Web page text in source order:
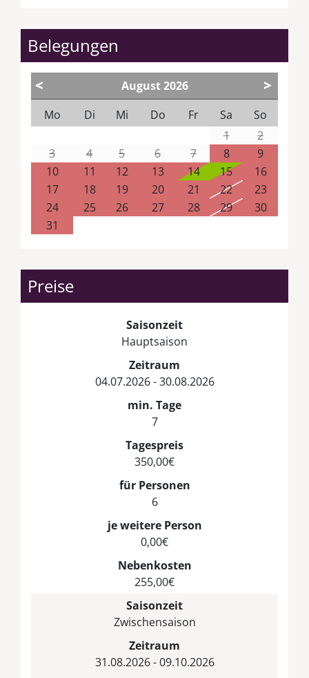
Belegungen
< August2026
Mo
Di Mi Do Fr Sa
So
1
2
3
4 5 6 7 8
9
10
11 12 13 14 15
16
17
18 19 20 21 22
23
24
25 26 27 28 29
30
31
>
Preise
Saisonzeit
Hauptsaison
Zeitraum
04.07.2026 - 30.08.2026
min. Tage
7
Tagespreis
350,00€
für Personen
6
je weitere Person
0,00€
Nebenkosten
255,00€
Saisonzeit
Zwischensaison
Zeitraum
31.08.2026 - 09.10.2026